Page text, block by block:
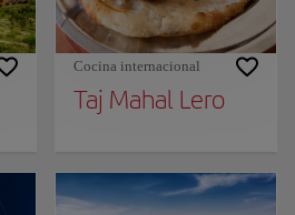
Cocina internacional
Taj Mahal Lero